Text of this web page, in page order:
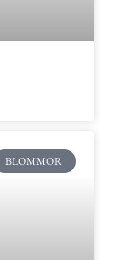
BLOMMOR